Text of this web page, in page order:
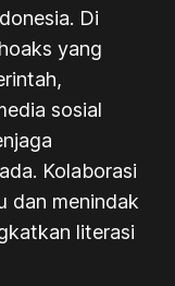
Di
yang
sosial
Kolaborasi
dan menindak
literasi